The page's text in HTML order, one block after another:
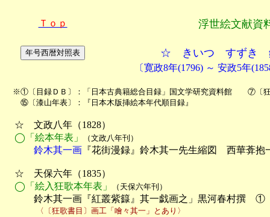
Ｔｏｐ 浮世絵文献資
☆ きいつ すずき
〔寛政8年(1796) ～ 安政5年
※①〔目録ＤＢ〕：「日本古典籍総合目録」国文学研究資料館　　⑦〔
⑮〔漆山年表〕：『日本木版挿絵本年代順目録』
☆　文政八年（1828）
◯「絵本年表」
（文政八年刊）
鈴木其一画 『花街漫録』鈴木其一先生縮図　西華葊
☆　天保六年（1835）
◯「絵入狂歌本年表」
（天保六年刊）
鈴木其一画『紅叢紫籙』其一戯画之」黒河春村撰　①
〈〔狂歌書目〕画工「噲々其一」とあり〉